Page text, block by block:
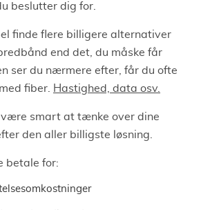
beslutter dig for.
finde flere billigere alternativer
end det, du måske får
ser du nærmere efter, får du ofte
fiber.
Hastighed, data osv.
være smart at tænke over dine
den aller billigste løsning.
betale for: